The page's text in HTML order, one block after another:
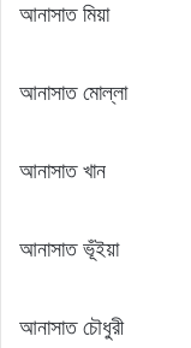
আনাসাত মিয়া
আনাসাত মোল্লা
আনাসাত খান
আনাসাত ভূঁইয়া
আনাসাত চৌধুরী